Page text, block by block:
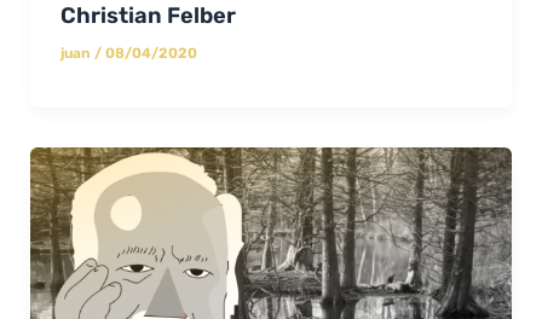
Christian Felber
juan / 08/04/2020